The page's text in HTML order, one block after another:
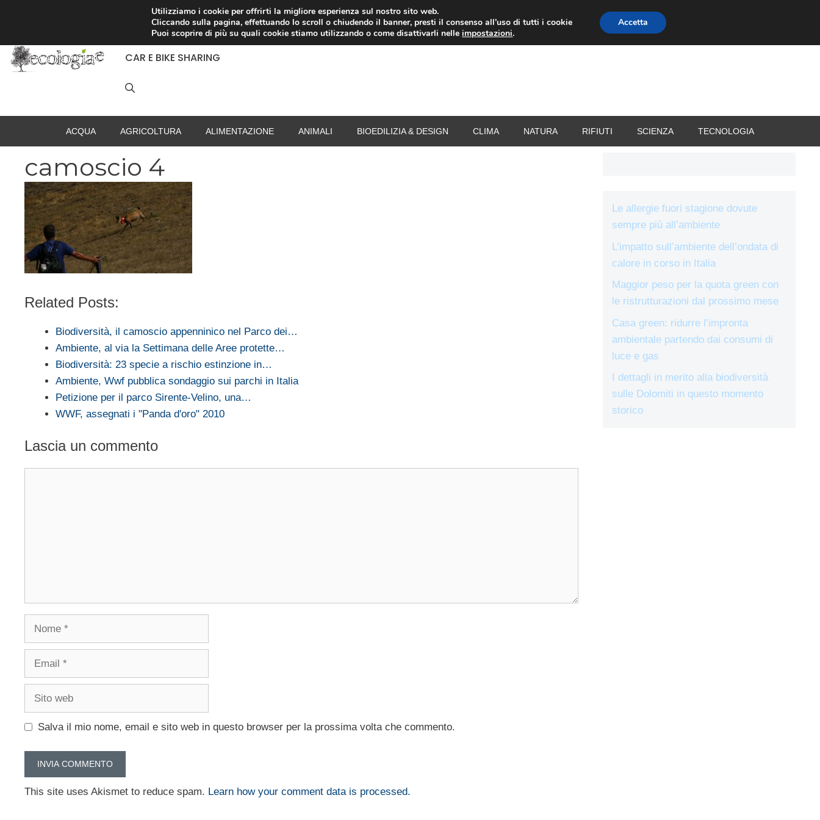
RACCOLTA DIFFERENZIATA RISPARMIO ENERGETICO SPESA TERMOVALORIZZATORI VACANZE
CAR E BIKE SHARING
ACQUA AGRICOLTURA ALIMENTAZIONE ANIMALI BIOEDILIZIA & DESIGN CLIMA NATURA RIFIUTI SCIENZA TECNOLOGIA
camoscio 4
Related Posts:
Biodiversità, il camoscio appenninico nel Parco dei…
Ambiente, al via la Settimana delle Aree protette…
Biodiversità: 23 specie a rischio estinzione in…
Ambiente, Wwf pubblica sondaggio sui parchi in Italia
Petizione per il parco Sirente-Velino, una…
WWF, assegnati i "Panda d'oro" 2010
Lascia un commento
Nome
Email
Sito
Salva il mio nome, email e sito web in questo browser per la prossima volta che commento.
This site uses Akismet to reduce spam. Learn how your comment data is processed.
Le allergie fuori stagione dovute
sempre più all’ambiente
L’impatto sull’ambiente dell’ondata di
calore in corso in Italia
Maggior peso per la quota green con
le ristrutturazioni dal prossimo mese
Casa green: ridurre l’impronta
ambientale partendo dai consumi di
luce e gas
I dettagli in merito alla biodiversità
sulle Dolomiti in questo momento
storico
Utilizziamo i cookie per offrirti la migliore esperienza sul nostro sito web.
Cliccando sulla pagina, effettuando lo scroll o chiudendo il banner, presti il consenso all’uso di tutti i cookie
Puoi scoprire di più su quali cookie stiamo utilizzando o come disattivarli nelleimpostazioni.
Accetta